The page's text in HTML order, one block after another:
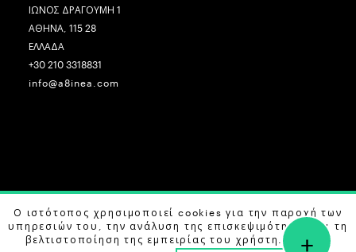
ΙΩΝΟΣ ΔΡΑΓΟΥΜΗ 1
ΑΘΗΝΑ, 115 28
ΕΛΛΑΔΑ
+30 210 3318831
info@a8inea.com
COPYRIGHT © 2026 αθηΝΕΑ, ALL RIGHTS RESERVED.
DESIGN BY G DESIGN STUDIO. DEVELOPED BYB LABS
Ο ιστότοπος χρησιμοποιεί cookies για την παροχή των
υπηρεσιών του, την ανάλυση της επισκεψιμότητας και τη
βελτιστοποίηση της εμπειρίας του χρήστη. Μάθετε
+